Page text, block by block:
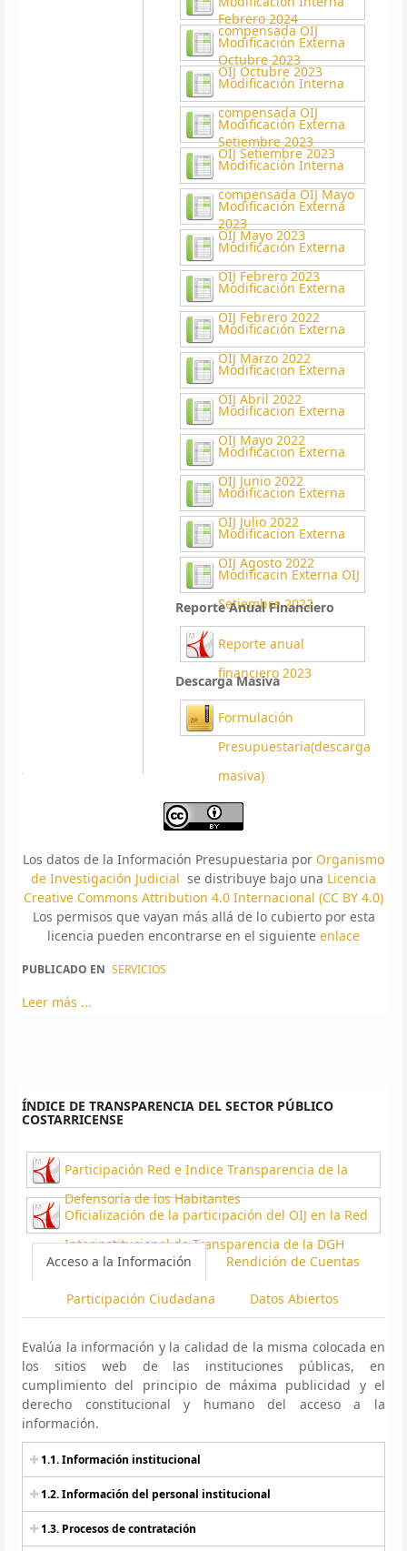
Febrero 2024
compensada OIJ
Octubre 2023
Modificación Externa
OIJ Octubre 2023
Modificación Interna
compensada OIJ
Setiembre 2023
Modificación Externa
OIJ Setiembre 2023
Modificación Interna
compensada OIJ Mayo
2023
Modificación Externa
OIJ Mayo 2023
Modificación Externa
OIJ Febrero 2023
Modificación Externa
OIJ Febrero 2022
Modificación Externa
OIJ Marzo 2022
Modificacion Externa
OIJ Abril 2022
Modificacion Externa
OIJ Mayo 2022
Modificacion Externa
OIJ Junio 2022
Modificacion Externa
OIJ Julio 2022
Modificacion Externa
OIJ Agosto 2022
Modificacin Externa OIJ
Setiembre 2022
Reporte Anual Financiero
Reporte anual
financiero 2023
Descarga Masiva
Formulación
Presupuestaria(descarga
masiva)
Los datos de la Información Presupuestaria por Organismo
de Investigación Judicial se distribuye bajo una Licencia
Creative Commons Attribution 4.0 Internacional (CC BY 4.0)
Los permisos que vayan más allá de lo cubierto por esta
licencia pueden encontrarse en el siguiente enlace
PUBLICADO EN SERVICIOS
Leer más ...
ÍNDICE DE TRANSPARENCIA DEL SECTOR PÚBLICO
COSTARRICENSE
Participación Red e Indice Transparencia de la
Defensoría de los Habitantes
Oficialización de la participación del OIJ en la Red
Interinstitucional de Transparencia de la DGH
Acceso a la Información
Rendición de Cuentas
Participación Ciudadana Datos Abiertos
Evalúa la información y la calidad de la misma colocada en
los sitios web de las instituciones públicas, en
cumplimiento del principio de máxima publicidad y el
derecho constitucional y humano del acceso a la
información.
1.1. Información institucional
1.2. Información del personal institucional
1.3. Procesos de contratación